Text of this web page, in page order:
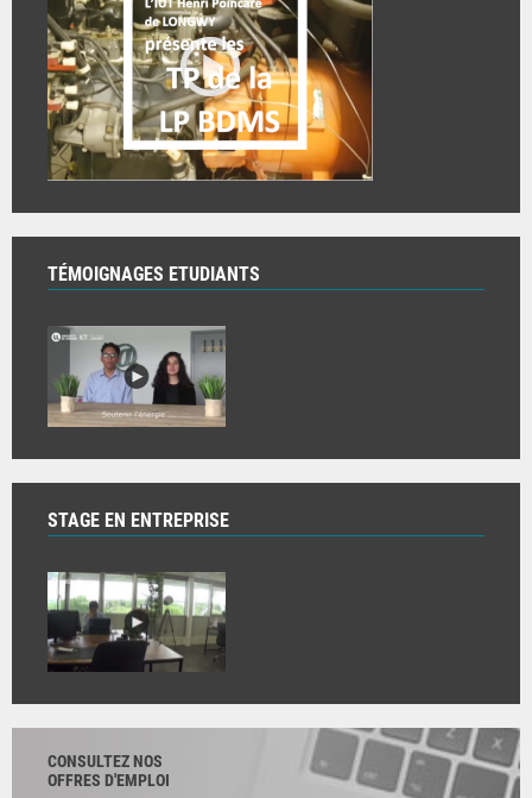
TÉMOIGNAGES ETUDIANTS
STAGE EN ENTREPRISE
CONSULTEZ NOS
OFFRES D'EMPLOI